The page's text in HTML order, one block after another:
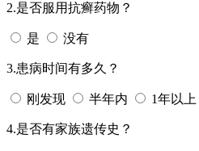
2.是否服用抗癣药物？
是 没有
3.患病时间有多久？
刚发现 半年内 1年以上
4.是否有家族遗传史？